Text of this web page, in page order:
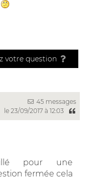
votre question
45 messages
le 23/09/2017 à 12:03
pour une
fermée cela